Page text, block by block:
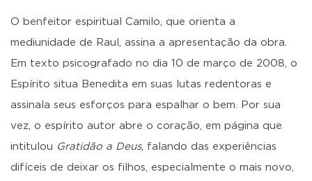
O benfeitor espiritual Camilo, que orienta a
mediunidade de Raul, assina a apresentação da obra.
Em texto psicografado no dia 10 de março de 2008, o
Espírito situa Benedita em suas lutas redentoras e
assinala seus esforços para espalhar o bem. Por sua
vez, o espírito autor abre o coração, em página que
intitulou Gratidão a Deus, falando das experiências
difíceis de deixar os filhos, especialmente o mais novo,